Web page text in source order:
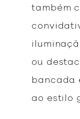
também
ou
bancada
ao estilo